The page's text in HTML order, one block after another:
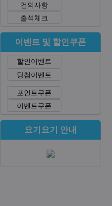
건의사항
출석체크
이벤트 및 할인쿠폰
할인이벤트
당첨이벤트
포인트쿠폰
이벤트쿠폰
요기요기 안내